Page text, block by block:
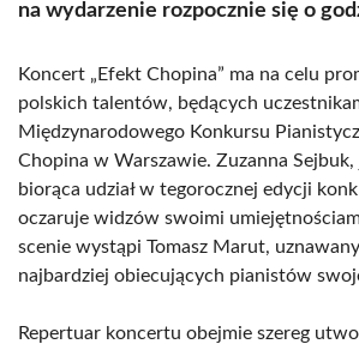
na wydarzenie rozpocznie się o
Koncert „Efekt Chopina” ma na celu
polskich talentów, będących
Międzynarodowego Konkursu
Chopina w Warszawie. Zuzanna Sejbuk,
biorąca udział w tegorocznej edycji
oczaruje widzów swoimi
scenie wystąpi Tomasz Marut,
najbardziej obiecujących pianistów
Repertuar koncertu obejmie szereg